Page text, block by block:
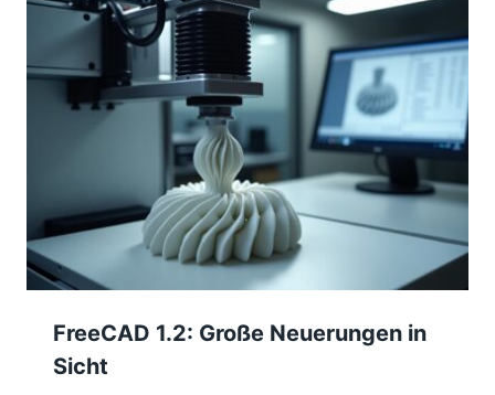
FreeCAD 1.2: Große Neuerungen in
Sicht